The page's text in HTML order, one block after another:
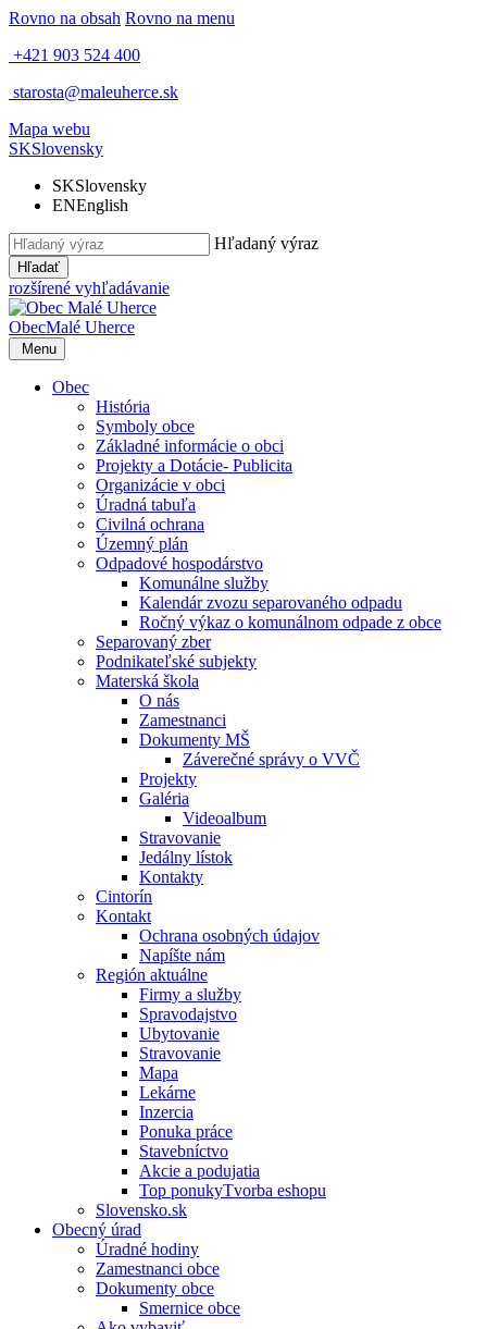
Rovno na obsah Rovno na menu
+421 903 524 400
starosta@maleuherce.sk
Mapa webu
SKSlovensky
SKSlovensky
ENEnglish
Hľadaný výraz
Hľadať
rozšírené vyhľadávanie
ObecMalé Uherce
Menu
Obec
História
Symboly obce
Základné informácie o obci
Projekty a Dotácie- Publicita
Organizácie v obci
Úradná tabuľa
Civilná ochrana
Územný plán
Odpadové hospodárstvo
Komunálne služby
Kalendár zvozu separovaného odpadu
Ročný výkaz o komunálnom odpade z obce
Separovaný zber
Podnikateľské subjekty
Materská škola
O nás
Zamestnanci
Dokumenty MŠ
Záverečné správy o VVČ
Projekty
Galéria
Videoalbum
Stravovanie
Jedálny lístok
Kontakty
Cintorín
Kontakt
Ochrana osobných údajov
Napíšte nám
Región aktuálne
Firmy a služby
Spravodajstvo
Ubytovanie
Stravovanie
Mapa
Lekárne
Inzercia
Ponuka práce
Stavebníctvo
Akcie a podujatia
Top ponukyTvorba eshopu
Slovensko.sk
Obecný úrad
Úradné hodiny
Zamestnanci obce
Dokumenty obce
Smernice obce